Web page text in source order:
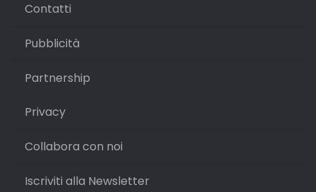
Contatti
Pubblicità
Partnership
Privacy
Collabora con noi
Iscriviti alla Newsletter